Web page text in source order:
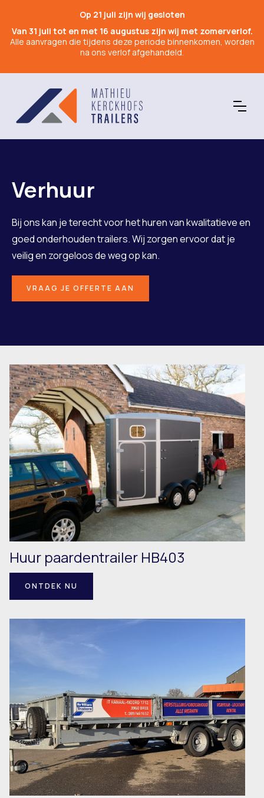
Op 21 juli zijn wij gesloten
Van 31 juli tot en met 16 augustus zijn wij met zomerverlof.
Alle aanvragen die tijdens deze periode binnenkomen, worden
na ons verlof afgehandeld.
Verhuur
Bij ons kan je terecht voor het huren van kwalitatieve en
goed onderhouden trailers. Wij zorgen ervoor dat je
veilig en zorgeloos de weg op kan.
VRAAG JE OFFERTE AAN
Huur paardentrailer HB403
ONTDEK NU